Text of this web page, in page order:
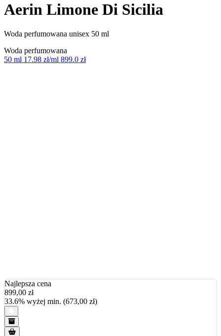
Aerin Limone Di Sicilia
Woda perfumowana unisex 50 ml
Woda perfumowana
50 ml 17.98 zł/ml 899.0 zł
Najlepsza cena
899,00 zł
33.6% wyżej min. (673,00 zł)